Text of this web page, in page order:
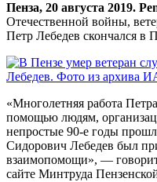
Пенза, 20 августа 2019.
Отечественной войны,
Петр Лебедев скончался в
«Многолетняя работа
помощью людям,
непростые 90-е годы
Сидорович Лебедев был
взаимопомощи», —
сайте Минтруда